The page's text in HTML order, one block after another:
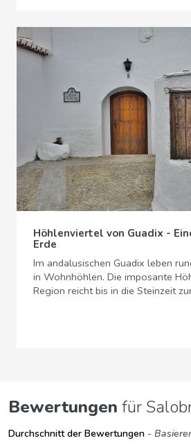
Höhlenviertel von Guadix -
Erde
Im andalusischen Guadix leben
in Wohnhöhlen. Die imposante
Region reicht bis in die Steinzeit
Bewertungen für
Durchschnitt der Bewertungen -